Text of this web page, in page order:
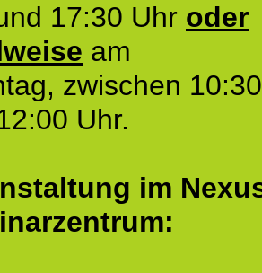
17:30 Uhr oder
am
zwischen
Uhr.
im